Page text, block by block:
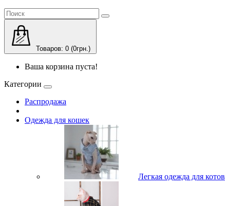
Товаров: 0 (0грн.)
Ваша корзина пуста!
Категории
Распродажа
Одежда для кошек
Легкая одежда для котов